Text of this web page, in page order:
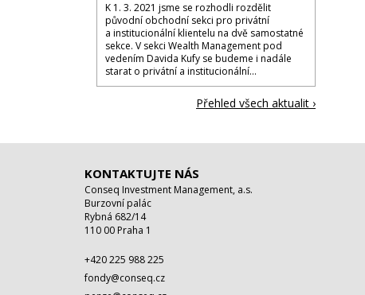
K 1. 3. 2021 jsme se rozhodli rozdělit
původní obchodní sekci pro privátní
a institucionální klientelu na dvě samostatné
sekce. V sekci Wealth Management pod
vedením Davida Kufy se budeme i nadále
starat o privátní a institucionální...
Přehled všech aktualit ›
KONTAKTUJTE NÁS
Conseq Investment Management, a.s.
Burzovní palác
Rybná 682/14
110 00 Praha 1
+420 225 988 225
fondy@conseq.cz